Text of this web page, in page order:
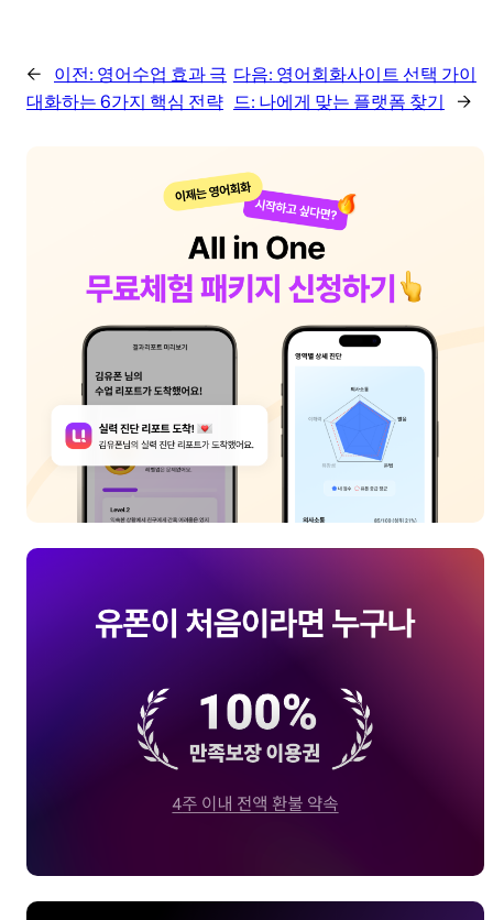
← 이전: 영어수업 효과 극
대화하는 6가지 핵심 전략
다음: 영어회화사이트 선택 가이
드: 나에게 맞는 플랫폼 찾기
→